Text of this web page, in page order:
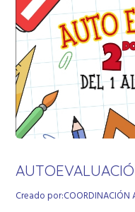
Creado por:COORDINACIÓN